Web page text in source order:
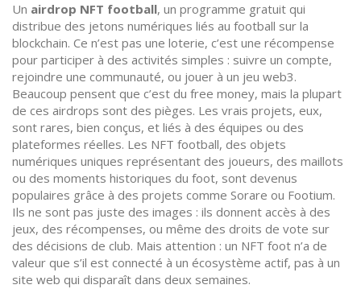
Un airdrop NFT football, un programme gratuit qui
distribue des jetons numériques liés au football sur la
blockchain. Ce n’est pas une loterie, c’est une récompense
pour participer à des activités simples : suivre un compte,
rejoindre une communauté, ou jouer à un jeu web3.
Beaucoup pensent que c’est du free money, mais la plupart
de ces airdrops sont des pièges. Les vrais projets, eux,
sont rares, bien conçus, et liés à des équipes ou des
plateformes réelles. Les NFT football, des objets
numériques uniques représentant des joueurs, des maillots
ou des moments historiques du foot, sont devenus
populaires grâce à des projets comme Sorare ou Footium.
Ils ne sont pas juste des images : ils donnent accès à des
jeux, des récompenses, ou même des droits de vote sur
des décisions de club. Mais attention : un NFT foot n’a de
valeur que s’il est connecté à un écosystème actif, pas à un
site web qui disparaît dans deux semaines.